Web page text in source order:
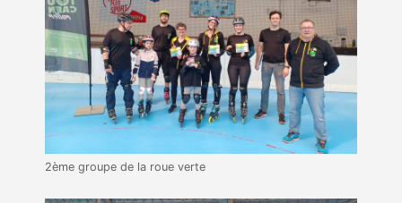
2ème groupe de la roue verte